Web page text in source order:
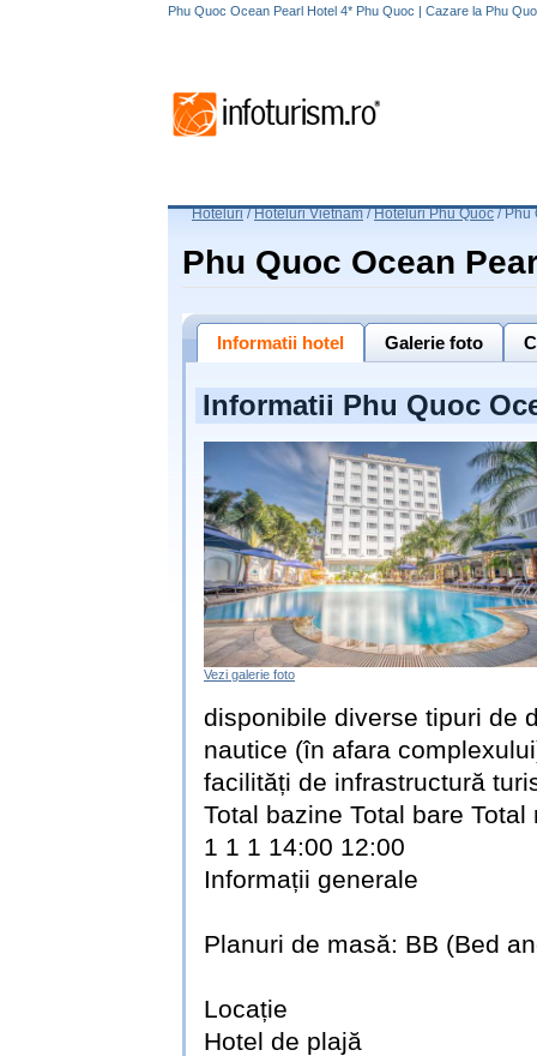
Phu Quoc Ocean Pearl Hotel 4* Phu Quoc | Cazare la Phu
Hoteluri /Hoteluri Vietnam/Hoteluri Phu Quoc/Phu
Phu Quoc Ocean
Informatii hotel Galerie foto
Informatii Phu Quoc
Vezi galerie foto
disponibile diverse tipuri de
nautice (în afara
facilități de infrastructură
Total bazine Total bare
1 1 1 14:00 12:00
Informații generale
Planuri de masă: BB (Bed
Locație
Hotel de plajă